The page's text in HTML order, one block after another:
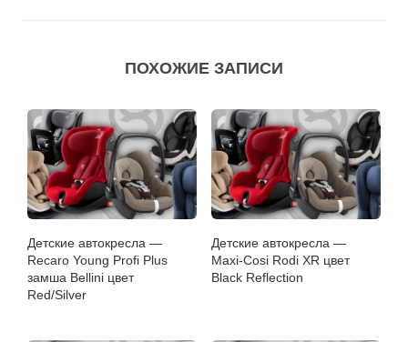
ПОХОЖИЕ ЗАПИСИ
Детские автокресла —
Recaro Young Profi Plus
замша Bellini цвет
Red/Silver
Детские автокресла —
Maxi-Cosi Rodi XR цвет
Black Reflection